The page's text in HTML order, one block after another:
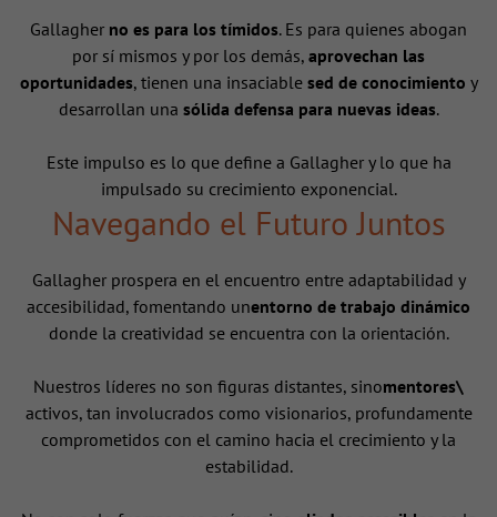
Gallagher no es para los tímidos. Es para quienes abogan
por sí mismos y por los demás, aprovechan las
oportunidades, tienen una insaciable sed de conocimiento y
desarrollan una sólida defensa para nuevas ideas.
Este impulso es lo que define a Gallagher y lo que ha
impulsado su crecimiento exponencial.
Navegando el Futuro Juntos
Gallagher prospera en el encuentro entre adaptabilidad y
accesibilidad, fomentando unentorno de trabajo dinámico
donde la creatividad se encuentra con la orientación.
Nuestros líderes no son figuras distantes, sinomentores\
activos, tan involucrados como visionarios, profundamente
comprometidos con el camino hacia el crecimiento y la
estabilidad.